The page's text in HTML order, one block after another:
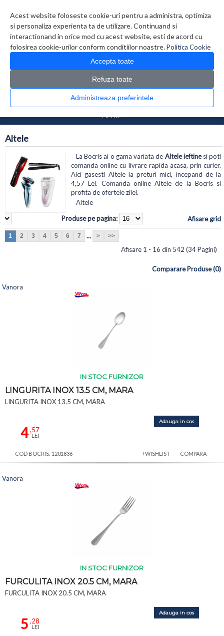
Acest website foloseste cookie-uri pentru a administra, optimiza
si personaliza experienta ta de utilizare. Continuand si
interactionand in orice mod cu acest website, esti de acord cu
folosirea cookie-urilor conform conditiilor noastre.Politica Cookie
Accepta toate
Refuza toate
Administreaza preferintele
0 produs(e)
CATALOG PRODUSE
Electrocasnice > Altele
FILTRE
Altele
La Bocris ai o gama variata de Altele ieftinesi poti
comanda online cu livrare rapida acasa, prin curier.
Aici gasesti Altele la preturi mici, incepand de la
4,57 Lei. Comanda online Altele de la Bocris si
profita de ofertele zilei.
Altele
Produse pe pagina:
Afisare grid
1 2 3 4 5 6 7 ... > >>
Afisare 1 - 16 din 542 (34 Pagini)
Comparare Produse (0)
IN STOC FURNIZOR
LINGURITA INOX 13.5 CM, MARA
LINGURITA INOX 13.5 CM, MARA
4,57
LEI
Adauga in cos
Vanora
COD BOCRIS: 1201836 +WISHLIST COMPARA
IN STOC FURNIZOR
FURCULITA INOX 20.5 CM, MARA
FURCULITA INOX 20.5 CM, MARA
5 ,28
LEI
Adauga in cos
Vanora